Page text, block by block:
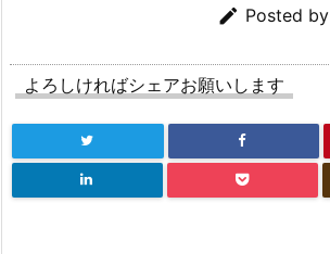
 Posted by
よろしければシェアお願いします